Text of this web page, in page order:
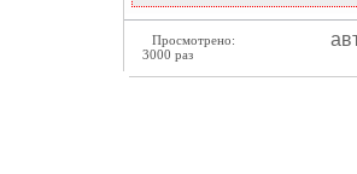
Просмотрено:
3000 раз